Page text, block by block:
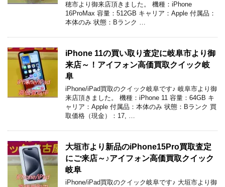
穂市より御来店頂きました。 機種：iPhone
16ProMax 容量：512GB キャリア：Apple 付属品：
本体のみ 状態：Bランク …
iPhone 11の買い取り査定に岐阜市より御
来店～！アイフォン高価買取クイック岐
阜
iPhone/iPad買取のクイック岐阜です♪ 岐阜市より御
来店頂きました。 機種：iPhone 11 容量：64GB キ
ャリア：Apple 付属品：本体のみ 状態：Bランク 買
取価格（現金）：17, …
大垣市より新品のiPhone15Pro買取査定
にご来店～♪アイフォン高価買取クイック
岐阜
iPhone/iPad買取のクイック岐阜です♪ 大垣市より御